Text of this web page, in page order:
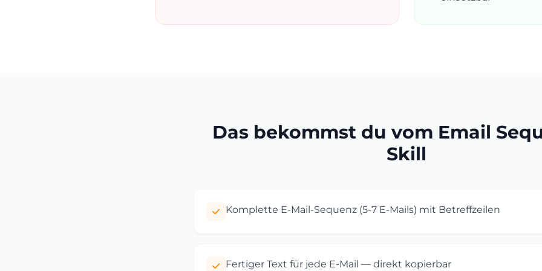
Das bekommst du vom Email
Skill
Komplette E-Mail-Sequenz (5-7 E-Mails) mit Betreffzeilen
Fertiger Text für jede E-Mail — direkt kopierbar